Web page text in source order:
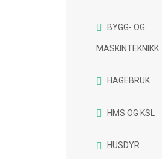
BYGG- OG
MASKINTEKNIKK
HAGEBRUK
HMS OG KSL
HUSDYR